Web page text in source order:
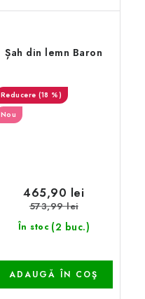
Șah din lemn Baron
(18 %)
Nou
În stoc (2 buc.)
465,90 lei
573,99 lei
ADAUGĂ ÎN COŞ